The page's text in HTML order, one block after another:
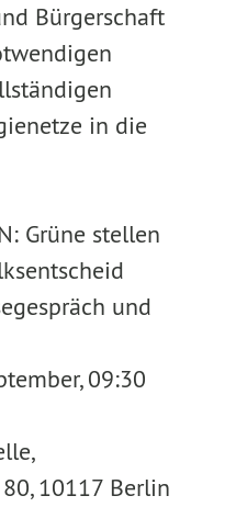
Bürgerschaft
in die
Grüne stellen
und
09:30
10117 Berlin